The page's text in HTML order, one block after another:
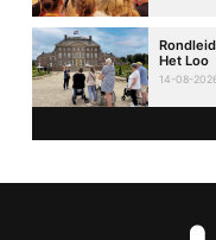
Het Loo
14-08-